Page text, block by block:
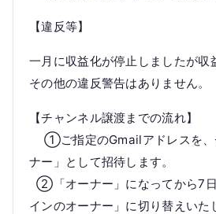
【違反等】
一月に収益化が停止しましたが収
その他の違反警告はありません
【チャンネル譲渡までの流れ】
①ご指定のGmailアドレスを、
ナー」として招待します。
②「オーナー」になってから7
インのオーナー」に切り替えい